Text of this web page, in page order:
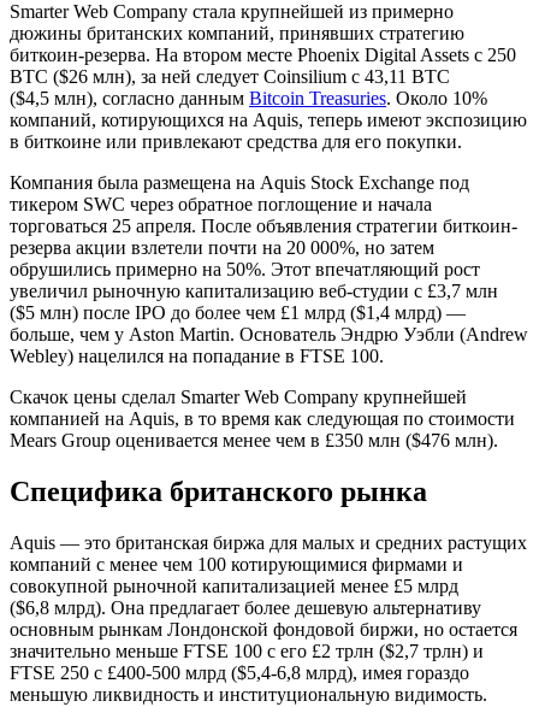
Smarter Web Company стала крупнейшей из примерно
дюжины британских компаний, принявших стратегию
биткоин-резерва. На втором месте Phoenix Digital Assets с 250
BTC ($26 млн), за ней следует Coinsilium с 43,11 BTC
($4,5 млн), согласно данным Bitcoin Treasuries. Около 10%
компаний, котирующихся на Aquis, теперь имеют экспозицию
в биткоине или привлекают средства для его покупки.
Компания была размещена на Aquis Stock Exchange под
тикером SWC через обратное поглощение и начала
торговаться 25 апреля. После объявления стратегии биткоин-
резерва акции взлетели почти на 20 000%, но затем
обрушились примерно на 50%. Этот впечатляющий рост
увеличил рыночную капитализацию веб-студии с £3,7 млн
($5 млн) после IPO до более чем £1 млрд ($1,4 млрд) —
больше, чем у Aston Martin. Основатель Эндрю Уэбли (Andrew
Webley) нацелился на попадание в FTSE 100.
Скачок цены сделал Smarter Web Company крупнейшей
компанией на Aquis, в то время как следующая по стоимости
Mears Group оценивается менее чем в £350 млн ($476 млн).
Специфика британского рынка
Aquis — это британская биржа для малых и средних растущих
компаний с менее чем 100 котирующимися фирмами и
совокупной рыночной капитализацией менее £5 млрд
($6,8 млрд). Она предлагает более дешевую альтернативу
основным рынкам Лондонской фондовой биржи, но остается
значительно меньше FTSE 100 с его £2 трлн ($2,7 трлн) и
FTSE 250 с £400-500 млрд ($5,4-6,8 млрд), имея гораздо
меньшую ликвидность и институциональную видимость.